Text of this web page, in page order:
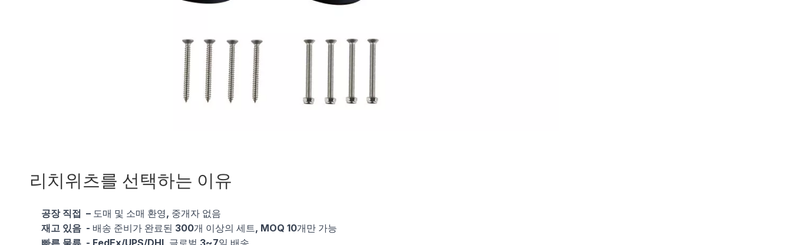
리치위츠를 선택하는 이유
공장 직접 – 도매 및 소매 환영, 중개자 없음
재고 있음 - 배송 준비가 완료된 300개 이상의 세트, MOQ 10개만 가능
빠른 물류 - FedEx/UPS/DHL 글로벌 3~7일 배송